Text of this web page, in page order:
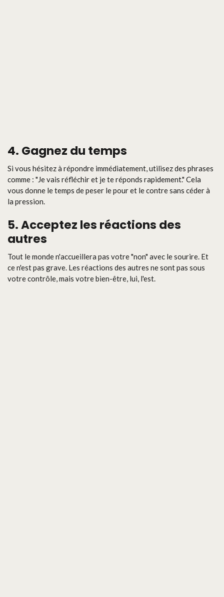
4. Gagnez du temps
Si vous hésitez à répondre immédiatement, utilisez des phrases
comme : "Je vais réfléchir et je te réponds rapidement." Cela
vous donne le temps de peser le pour et le contre sans céder à
la pression.
5. Acceptez les réactions des
autres
Tout le monde n'accueillera pas votre "non" avec le sourire. Et
ce n'est pas grave. Les réactions des autres ne sont pas sous
votre contrôle, mais votre bien-être, lui, l'est.